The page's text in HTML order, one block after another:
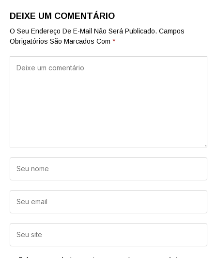
DEIXE UM COMENTÁRIO
O Seu Endereço De E-Mail Não Será Publicado. Campos
Obrigatórios São Marcados Com *